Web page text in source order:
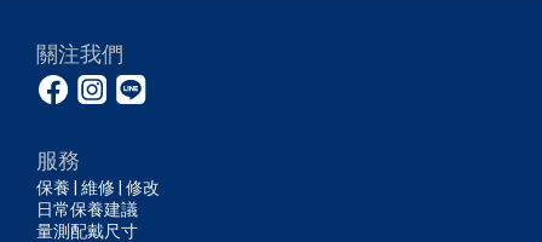
關注我們
服務
保養 | 維修 | 修改
日常保養建議
量測配戴尺寸